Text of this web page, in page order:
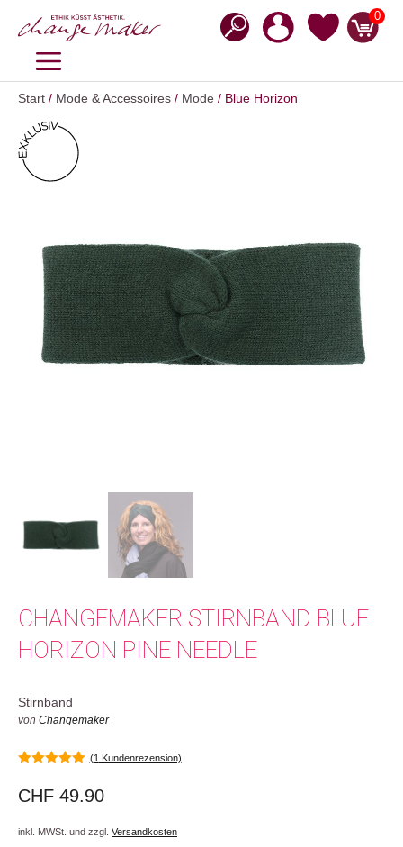
Inhalt
0
MENÜ
Start / Mode & Accessoires / Mode / Blue Horizon
CHANGEMAKER STIRNBAND BLUE
HORIZON PINE NEEDLE
Stirnband
von Changemaker
(1 Kundenrezension)
CHF 49.90
inkl. MWSt. und zzgl. Versandkosten